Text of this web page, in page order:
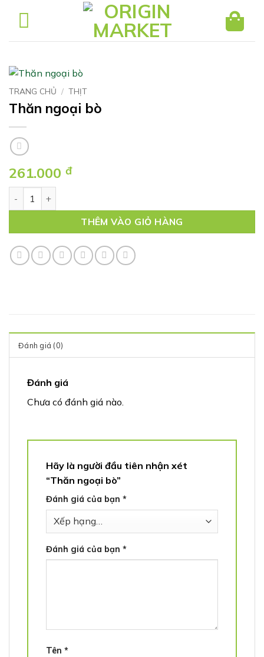
TRANG CHỦ / THỊT
Thăn ngoại bò
261.000 đ
THÊM VÀO GIỎ HÀNG
Đánh giá (0)
Đánh giá
Chưa có đánh giá nào.
Hãy là người đầu tiên nhận xét
“Thăn ngoại bò”
Đánh giá của bạn *
Đánh giá của bạn *
Tên *